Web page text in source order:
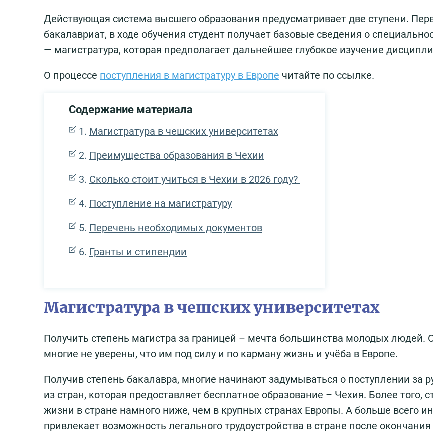
Действующая система высшего образования предусматривает две ступени.
бакалавриат, в ходе обучения студент получает базовые сведения о
— магистратура, которая предполагает дальнейшее глубокое изучение
О процессе поступления в магистратуру в Европе читайте по ссылке.
Содержание материала
Магистратура в чешских университетах
Преимущества образования в Чехии
Сколько стоит учиться в Чехии в 2026 году?
Поступление на магистратуру
Перечень необходимых документов
Гранты и стипендии
Магистратура в чешских университетах
Получить степень магистра за границей – мечта большинства молодых людей.
многие не уверены, что им под силу и по карману жизнь и учёба в Европе.
Получив степень бакалавра, многие начинают задумываться о поступлении за
из стран, которая предоставляет бесплатное образование – Чехия. Более того,
жизни в стране намного ниже, чем в крупных странах Европы. А больше всего
привлекает возможность легального трудоустройства в стране после окончания